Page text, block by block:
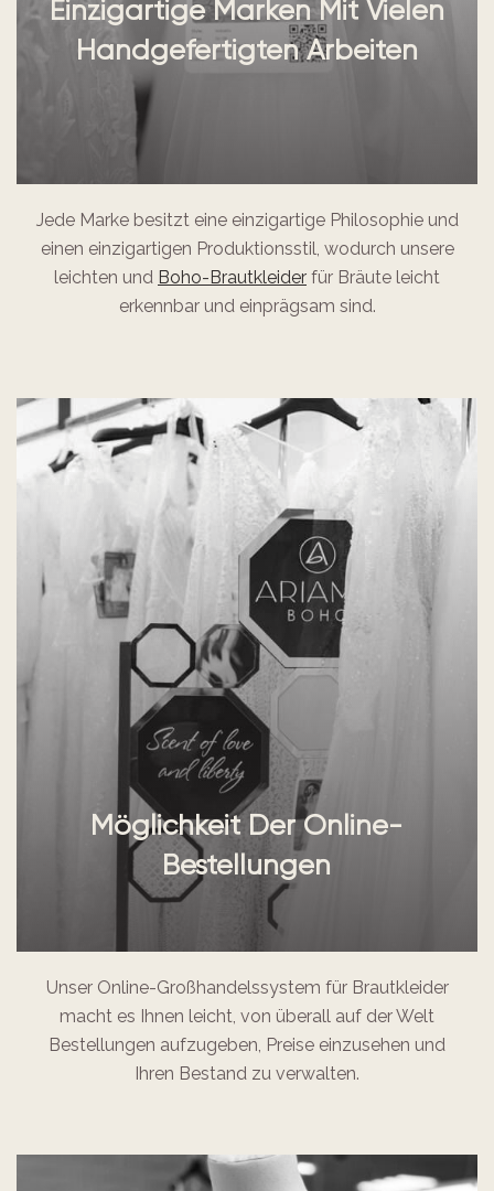
Einzigartige Marken Mit Vielen
Handgefertigten Arbeiten
Jede Marke besitzt eine einzigartige Philosophie und
einen einzigartigen Produktionsstil, wodurch unsere
leichten und Boho-Brautkleider für Bräute leicht
erkennbar und einprägsam sind.
Möglichkeit Der Online-
Bestellungen
Unser Online-Großhandelssystem für Brautkleider
macht es Ihnen leicht, von überall auf der Welt
Bestellungen aufzugeben, Preise einzusehen und
Ihren Bestand zu verwalten.